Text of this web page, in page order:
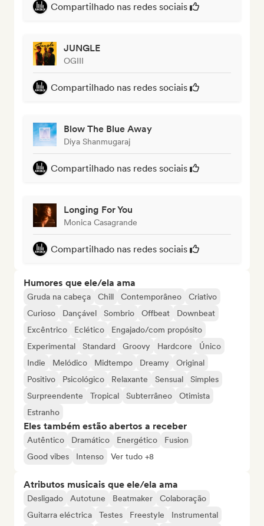
Compartilhado nas redes sociais
JUNGLE
OGIII
Compartilhado nas redes sociais
Blow The Blue Away
Diya Shanmugaraj
Compartilhado nas redes sociais
Longing For You
Monica Casagrande
Compartilhado nas redes sociais
Humores que ele/ela ama
Gruda na cabeça Chill Contemporâneo
Criativo
Curioso
Dançável Sombrio Offbeat
Downbeat
Excêntrico
Eclético
Engajado/com propósito
Experimental
Standard Groovy Hardcore
Único
Indie
Melódico Midtempo Dreamy
Original
Positivo
Psicológico Relaxante Sensual
Simples
Surpreendente
Tropical Subterrâneo
Otimista
Estranho
Eles também estão abertos a receber
Autêntico Dramático Energético
Fusion
Good vibes
Intenso Ver tudo +8
Atributos musicais que ele/ela ama
Desligado Autotune Beatmaker
Colaboração
Guitarra eléctrica
Testes Freestyle Instrumental